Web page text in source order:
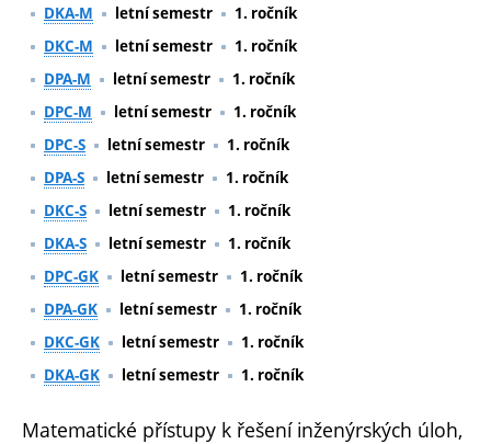
DKA-M
letní semestr
1. ročník
DKC-M
letní semestr
1. ročník
DPA-M
letní semestr
1. ročník
DPC-M
letní semestr
1. ročník
DPC-S
letní semestr
1. ročník
DPA-S
letní semestr
1. ročník
DKC-S
letní semestr
1. ročník
DKA-S
letní semestr
1. ročník
DPC-GK
letní semestr
1. ročník
DPA-GK
letní semestr
1. ročník
DKC-GK
letní semestr
1. ročník
DKA-GK
letní semestr 1. ročník
Matematické přístupy k řešení inženýrských úloh,